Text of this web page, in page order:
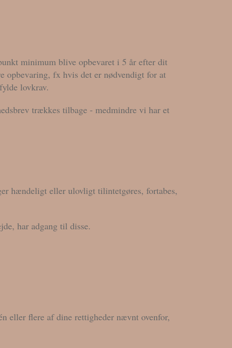
minimum blive opbevaret i 5 år efter dit
opbevaring, fx hvis det er nødvendigt for at
lovkrav.
trækkes tilbage - medmindre vi har et
hændeligt eller ulovligt tilintetgøres, fortabes,
har adgang til disse.
eller flere af dine rettigheder nævnt ovenfor,